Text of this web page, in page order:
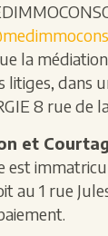
la
litiges, dans
8 rue de
et
est
au 1 rue